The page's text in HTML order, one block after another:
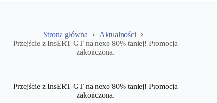
Strona główna
Aktualności
Przejście z InsERT GT na nexo 80% taniej! Promocja
zakończona.
Przejście z InsERT GT na nexo 80% taniej! Promocja
zakończona.